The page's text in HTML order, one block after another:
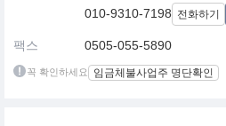
010-9310-7198 전화하기
팩스 0505-055-5890
꼭 확인하세요 임금체불사업주 명단확인